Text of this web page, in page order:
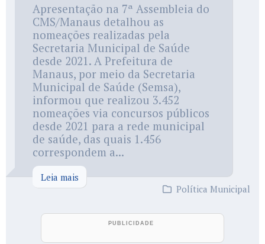
Apresentação na 7ª Assembleia do
CMS/Manaus detalhou as
nomeações realizadas pela
Secretaria Municipal de Saúde
desde 2021. A Prefeitura de
Manaus, por meio da Secretaria
Municipal de Saúde (Semsa),
informou que realizou 3.452
nomeações via concursos públicos
desde 2021 para a rede municipal
de saúde, das quais 1.456
correspondem a...
Leia mais
Política Municipal